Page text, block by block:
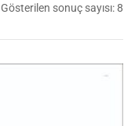
Gösterilen sonuç sayısı: 8